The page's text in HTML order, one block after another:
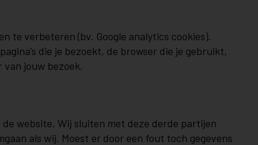
te verbeteren (bv. Google analytics cookies).
die je bezoekt, de browser die je gebruikt,
jouw bezoek.
website. Wij sluiten met deze derde partijen
als wij. Moest er door een fout toch gegevens